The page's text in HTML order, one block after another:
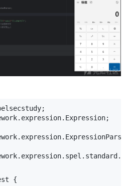
;
. expression. Expression;
. expression.
. expression. spel . standard .
{